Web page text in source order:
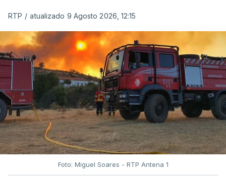
RTP / atualizado 9 Agosto 2026, 12:15
Foto: Miguel Soares - RTP Antena 1